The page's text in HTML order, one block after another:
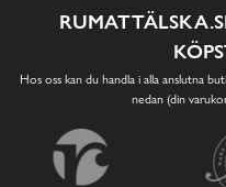
Hos oss kan du handla i alla anslutna
nedan (din